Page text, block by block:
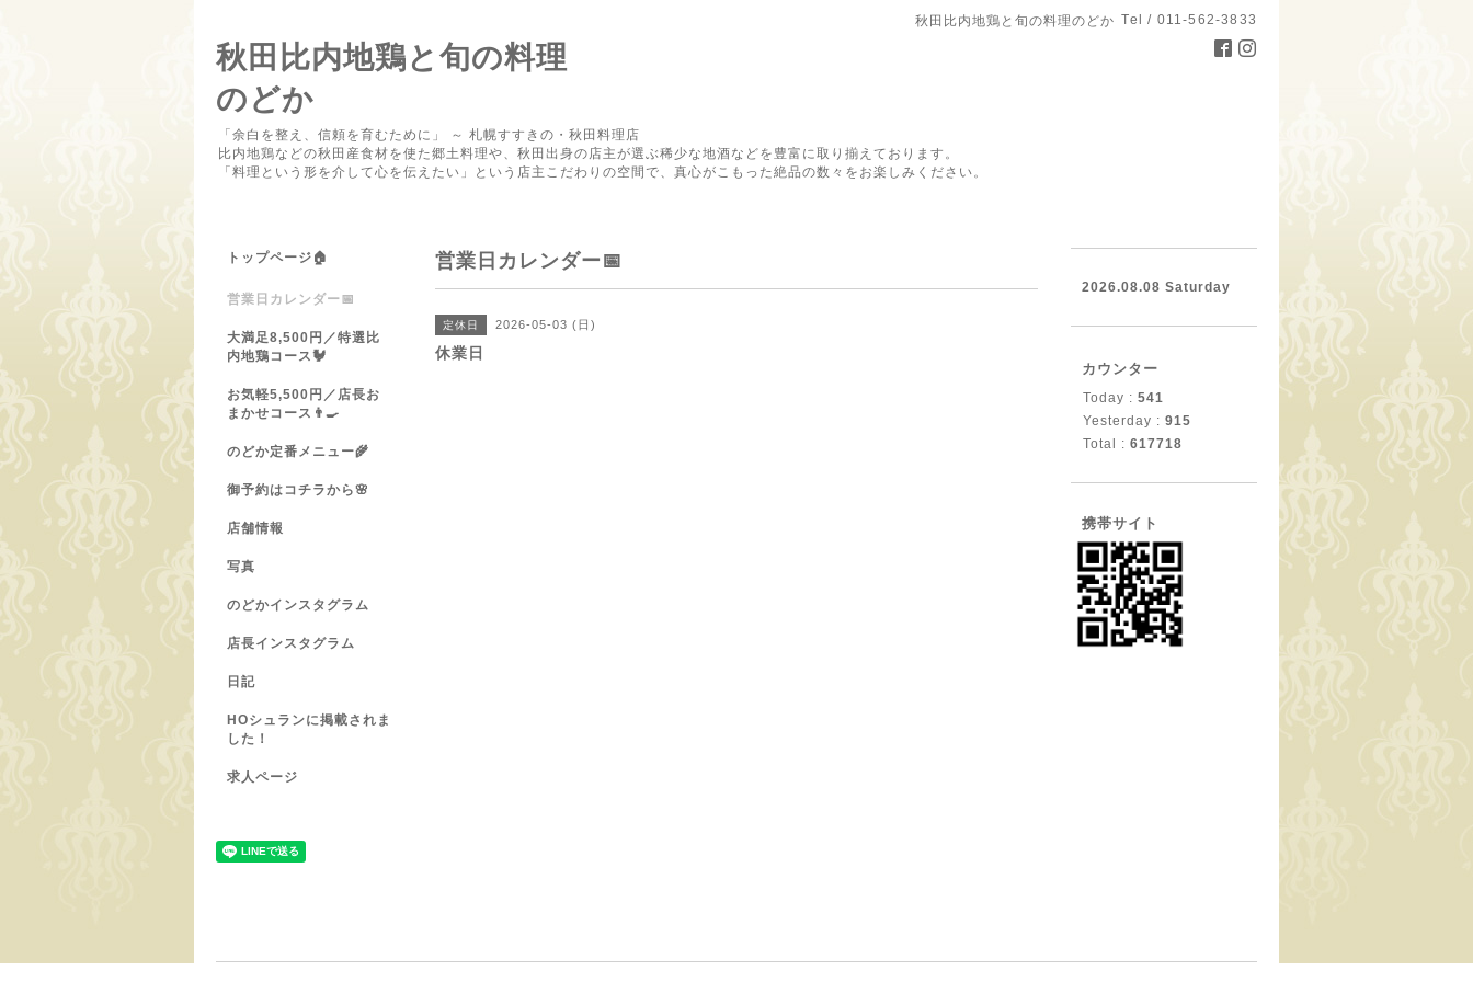
秋田比内地鶏と旬の料理のどか Tel / 011-562-3833
秋田比内地鶏と旬の料理
のどか
「余白を整え、信頼を育むために」 ～ 札幌すすきの・秋田料理店
比内地鶏などの秋田産食材を使た郷土料理や、秋田出身の店主が選ぶ稀少な地酒などを豊富に取り揃えております。
「料理という形を介して心を伝えたい」という店主こだわりの空間で、真心がこもった絶品の数々をお楽しみください。
営業日カレンダー📅
定休日 2026-05-03 (日)
休業日
トップページ🏠
営業日カレンダー📅
大満足8,500円／特選比
内地鶏コース🐓
お気軽5,500円／店長お
まかせコース👨‍🍳
のどか定番メニュー🌾
御予約はコチラから🌸
店舗情報
写真
のどかインスタグラム
店長インスタグラム
日記
HOシュランに掲載されま
した！
求人ページ
2026.08.08 Saturday
カウンター
Today : 541
Yesterday : 915
Total : 617718
携帯サイト